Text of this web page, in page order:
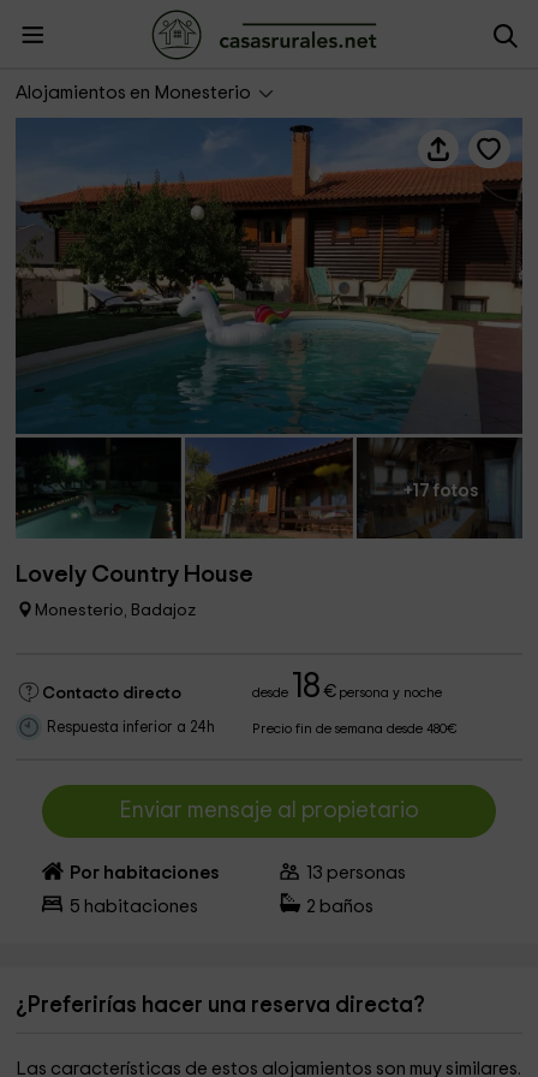
Alojamientos en Monesterio
Lovely Country House
+17 fotos
Lovely Country House
Monesterio, Badajoz
Contacto directo desde 18 €persona y noche
Respuesta inferior a 24h Precio fin de semana desde 480€
Enviar mensaje al propietario
Por habitaciones 13 personas
5 habitaciones 2 baños
¿Preferirías hacer una reserva directa?
Las características de estos alojamientos son muy similares.